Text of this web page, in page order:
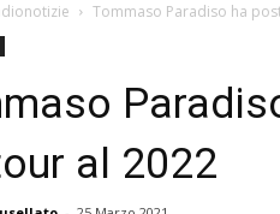
Tommaso Paradiso ha
al 2022